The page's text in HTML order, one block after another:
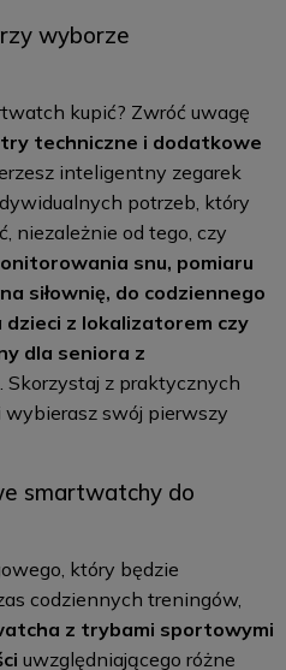
wyborze
kupić? Zwróć uwagę
techniczne i dodatkowe
inteligentny zegarek
potrzeb, który
niezależnie od tego, czy
snu, pomiaru
siłownię, do codziennego
z lokalizatorem czy
dla seniora z
. Skorzystaj z praktycznych
wybierasz swój pierwszy
smartwatchy do
który będzie
codziennych treningów,
z trybami sportowymi
uwzględniającego różne